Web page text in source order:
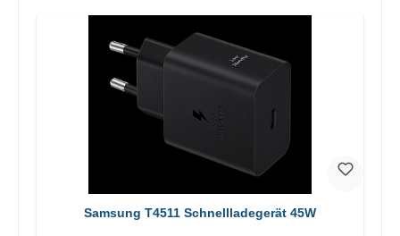
Samsung T4511 Schnellladegerät 45W